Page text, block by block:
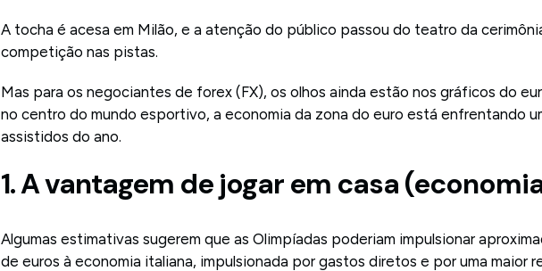
A tocha é acesa em Milão, e a atenção do público passou do teatro da
competição nas pistas.
Mas para os negociantes de forex (FX), os olhos ainda estão nos gráficos do
no centro do mundo esportivo, a economia da zona do euro está enfrentando
assistidos do ano.
1. A vantagem de jogar em casa
Algumas estimativas sugerem que as Olimpíadas poderiam impulsionar
de euros à economia italiana, impulsionada por gastos diretos e por uma maior